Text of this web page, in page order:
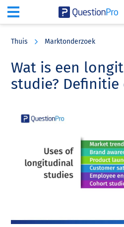
content
sidebar
Thuis Marktonderzoek
Wat is een
studie?